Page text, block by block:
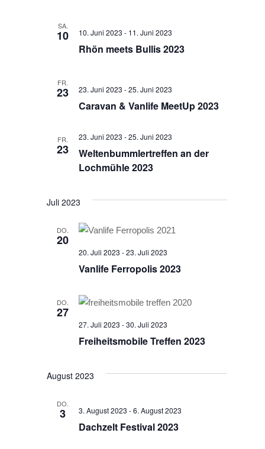
SA.
10
Rhön meets Bullis 2023
10. Juni 2023 - 11. Juni 2023
FR.
23
Caravan & Vanlife MeetUp 2023
23. Juni 2023 -25. Juni 2023
FR.
23
Weltenbummlertreffen an der
Lochmühle 2023
23. Juni 2023 -25. Juni 2023
Juli 2023
DO.
20
Vanlife Ferropolis 2023
20. Juli 2023 -23. Juli 2023
DO.
27
Freiheitsmobile Treffen 2023
27. Juli 2023 -30. Juli 2023
August 2023
DO.
3
Dachzelt Festival 2023
3. August 2023 -6. August 2023